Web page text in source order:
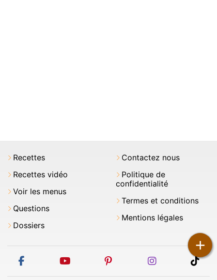
+
Recettes
Recettes vidéo
Voir les menus
Questions
Dossiers
Contactez nous
Politique de
confidentialité
Termes et conditions
Mentions légales
facebook youtube pinterest instagram